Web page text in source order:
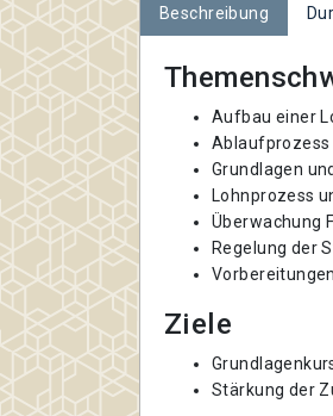
Beschreibung
Aufbau einer
Ablaufprozess
Grundlagen
Lohnprozess
Überwachung
Regelung der
Ziele
Stärkung der